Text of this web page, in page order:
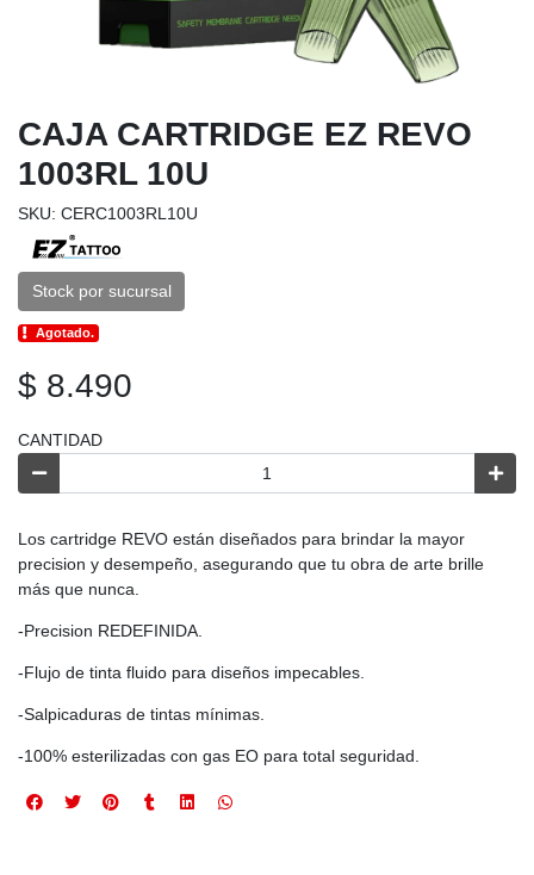
CAJA CARTRIDGE EZ REVO
1003RL 10U
SKU: CERC1003RL10U
Stock por sucursal
Agotado.
$ 8.490
CANTIDAD
Los cartridge REVO están diseñados para brindar la mayor
precision y desempeño, asegurando que tu obra de arte brille
más que nunca.
-Precision REDEFINIDA.
-Flujo de tinta fluido para diseños impecables.
-Salpicaduras de tintas mínimas.
-100% esterilizadas con gas EO para total seguridad.